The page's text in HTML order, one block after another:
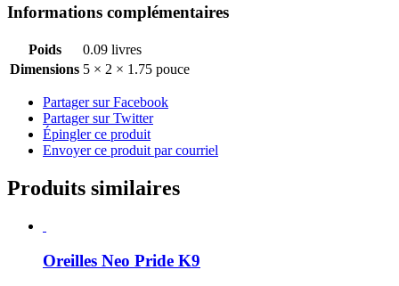
Informations complémentaires
Poids
0.09 livres
Dimensions 5 × 2 × 1.75 pouce
Partager sur Facebook
Partager sur Twitter
Épingler ce produit
Envoyer ce produit par courriel
Produits similaires
Oreilles Neo Pride K9